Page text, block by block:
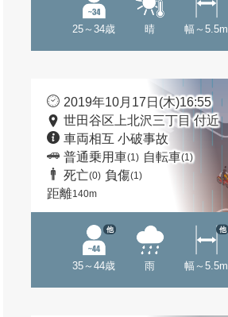
25～34歳 晴 幅～5.5m
2019年10月17日(木)16:55
世田谷区上北沢三丁目 付近
車両相互 小破事故
普通乗用車(1) 自転車(1)
死亡(0) 負傷(1)
距離140m
35～44歳
他
雨 幅～5.5m
他